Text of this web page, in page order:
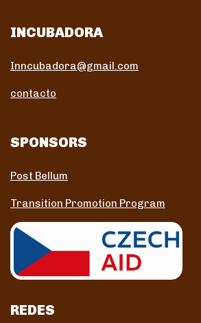
INCUBADORA
Inncubadora@gmail.com
contacto
SPONSORS
Post Bellum
Transition Promotion Program
REDES